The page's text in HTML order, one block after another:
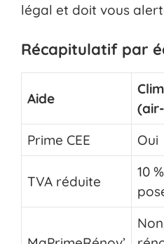
légal et doit vous
Récapitulatif par
Aide
Prime CEE
Oui
TVA réduite
10